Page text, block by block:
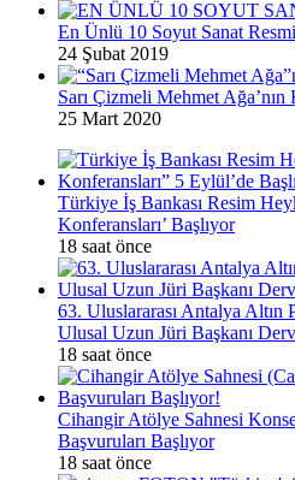
En Ünlü 10 Soyut Sanat Resmi
24 Şubat 2019
Sarı Çizmeli Mehmet Ağa’nın
25 Mart 2020
Türkiye İş Bankası Resim
Konferansları’ Başlıyor
18 saat önce
63. Uluslararası Antalya Altın
Ulusal Uzun Jüri Başkanı
18 saat önce
Cihangir Atölye Sahnesi
Başvuruları Başlıyor
18 saat önce